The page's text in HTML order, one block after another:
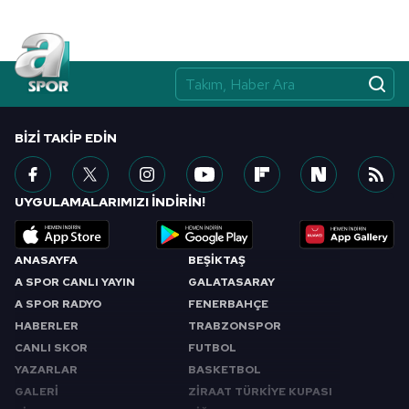
ANASAYFA
A SPOR CANLI YAYIN
A SPOR RADYO
HABERLER
CANLI SKOR
YAZARLAR
GALERİ
BEŞİKTAŞ
GALATASARAY
FENERBAHÇE
TRABZONSPOR
FUTBOL
BASKETBOL
ZİRAAT TÜRKİYE KUPASI
BIZI TAKIP EDIN
UYGULAMALARIMIZI İNDİRİN!